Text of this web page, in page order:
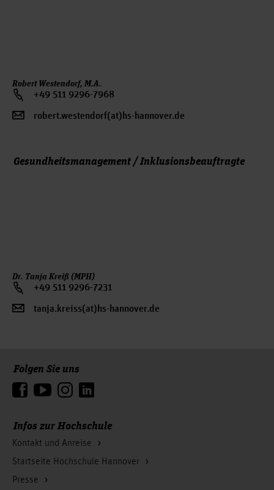
Robert Westendorf, M.A.
+49 511 9296-7968
robert.westendorf(at)hs-hannover.de
Gesundheitsmanagement / Inklusionsbeauftragte
Dr. Tanja Kreiß (MPH)
+49 511 9296-7231
tanja.kreiss(at)hs-hannover.de
Infos zur Hochschule
Kontakt und Anreise
Startseite Hochschule Hannover
Presse
Folgen Sie uns